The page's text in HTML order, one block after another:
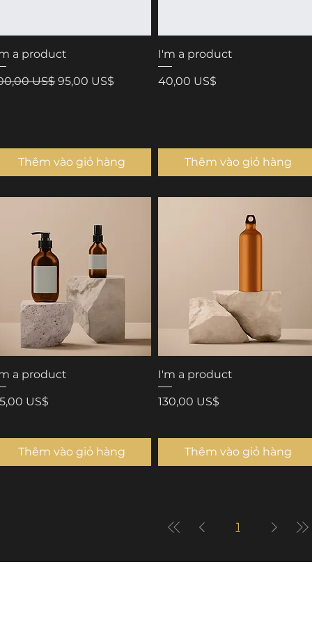
a product
thông thường
US$ Giá bán rẻ
95,00 US$
Thêm vào giỏ hàng
I'm a product
Giá
40,00 US$
Thêm vào giỏ hàng
a product
US$
Thêm vào giỏ hàng
I'm a product
Giá
130,00 US$
Thêm vào giỏ hàng
1